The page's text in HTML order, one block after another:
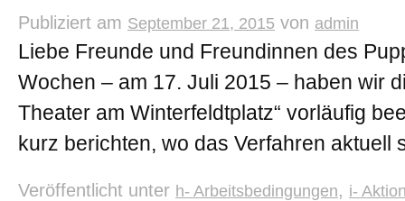
Publiziert am September 21, 2015 von admin
Liebe Freunde und Freundinnen des
Wochen – am 17. Juli 2015 – haben wir
Theater am Winterfeldtplatz“ vorläufig
kurz berichten, wo das Verfahren aktuell
Veröffentlicht unter h- Arbeitsbedingungen, i-